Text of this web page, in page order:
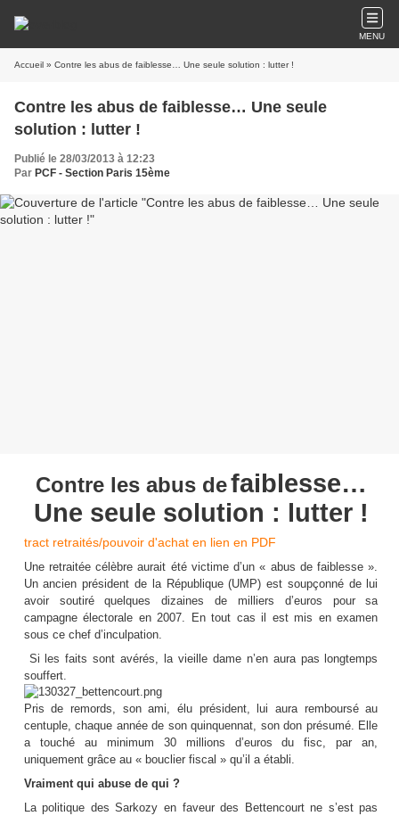
MENU
Accueil » Contre les abus de faiblesse… Une seule solution : lutter !
Contre les abus de faiblesse… Une seule
solution : lutter !
Publié le 28/03/2013 à 12:23
Par PCF - Section Paris 15ème
Contre les abus defaiblesse…
Une seule solution : lutter !
tract retraités/pouvoir d'achat en lien en PDF
Une retraitée célèbre aurait été victime d’un « abus de faiblesse ».
Un ancien président de la République (UMP) est soupçonné de lui
avoir soutiré quelques dizaines de milliers d’euros pour sa
campagne électorale en 2007. En tout cas il est mis en examen
sous ce chef d’inculpation.
Si les faits sont avérés, la vieille dame n’en aura pas longtemps
souffert.
Pris de remords, son ami, élu président, lui aura remboursé au
centuple, chaque année de son quinquennat, son don présumé. Elle
a touché au minimum 30 millions d’euros du fisc, par an,
uniquement grâce au « bouclier fiscal » qu’il a établi.
Vraiment qui abuse de qui ?
La politique des Sarkozy en faveur des Bettencourt ne s’est pas